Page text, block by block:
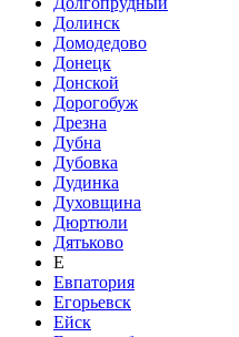
Долинск
Домодедово
Донецк
Донской
Дорогобуж
Дрезна
Дубна
Дубовка
Дудинка
Духовщина
Дюртюли
Дятьково
Е
Евпатория
Егорьевск
Ейск